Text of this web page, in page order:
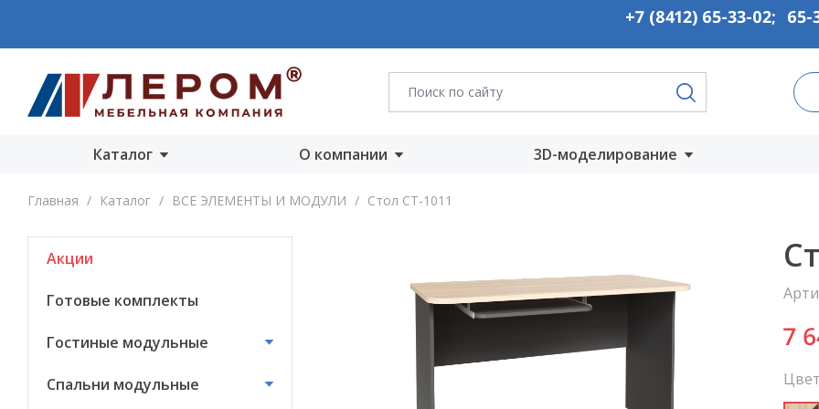
+7 (8412) 65-33-02; 65-
Каталог
Акции
Детские модульные
Прихожие
О компании
О компании
Сертификаты
3D-моделирование
Главная / Каталог / ВСЕ ЭЛЕМЕНТЫ И МОДУЛИ / Стол СТ-1011
Акции
Готовые комплекты
Гостиные модульные
Спальни модульные
7